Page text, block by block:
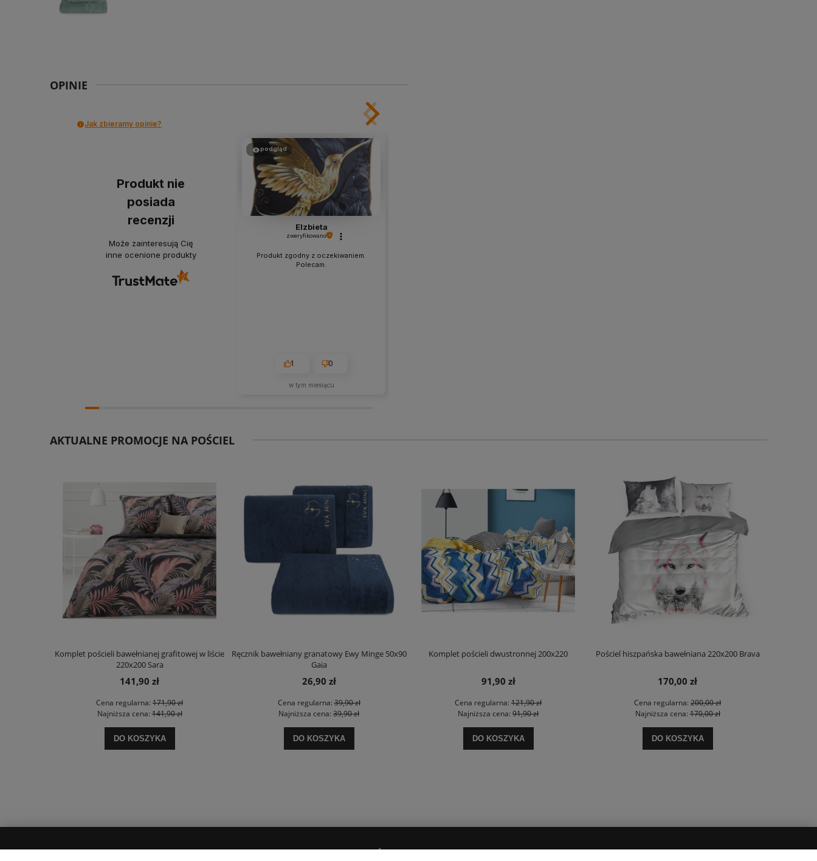
OPINIE
Jak zbieramy opinie?
Produkt nie
posiada
recenzji
Może zainteresują Cię
inne ocenione produkty
podgląd
Elzbieta
zweryfikowano
Produkt zgodny z oczekiwaniem.
Polecam.
1 0
w tym miesiącu
AKTUALNE PROMOCJE NA POŚCIEL
Komplet pościeli bawełnianej grafitowej w liście
220x200 Sara
141,90 zł
Cena regularna: 171,90 zł
Najniższa cena:141,90 zł
DO KOSZYKA
Ręcznik bawełniany granatowy Ewy Minge 50x90
Gaja
26,90 zł
Cena regularna:39,90 zł
Najniższa cena: 39,90 zł
DO KOSZYKA
Komplet pościeli dwustronnej 200x220
91,90 zł
Cena regularna: 121,90 zł
Najniższa cena: 91,90 zł
DO KOSZYKA
Pościel hiszpańska bawełniana 220x200 Brava
170,00 zł
Cena regularna: 200,00 zł
Najniższa cena:170,00 zł
DO KOSZYKA
MOJE KONTO INFORMACJE PŁATNOŚCI I DOSTAWA O NAS POPULARNE KATEGORIE